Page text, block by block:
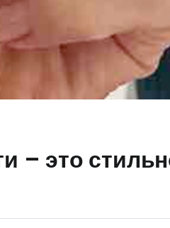
– это